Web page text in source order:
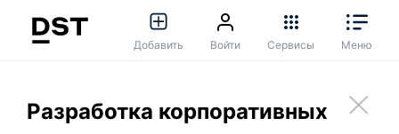
Добавить Войти Сервисы Меню
Разработка корпоративных